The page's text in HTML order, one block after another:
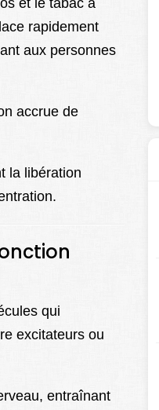
et le tabac à
rapidement
aux personnes
accrue de
la libération
qui
excitateurs ou
entraînant